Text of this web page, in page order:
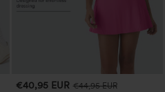
€40,95 EUR €44,95 EUR